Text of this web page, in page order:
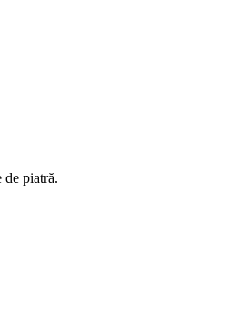
de piatră.